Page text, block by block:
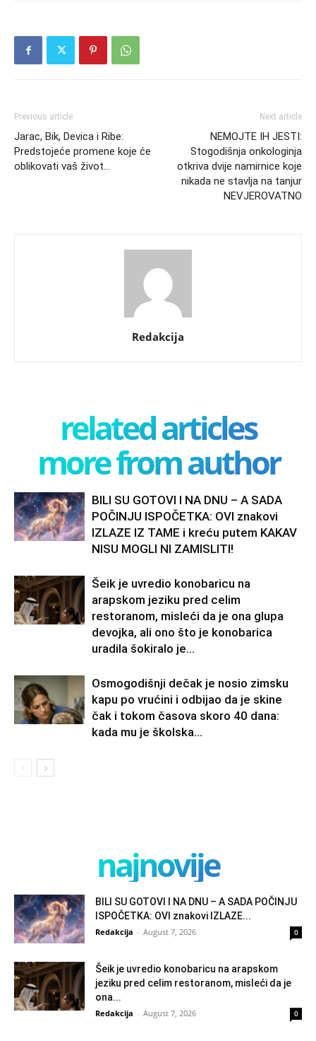
Previous article
Jarac, Bik, Devica i Ribe:
Predstojeće promene koje će
oblikovati vaš život…
Next article
NEMOJTE IH JESTI:
Stogodišnja onkologinja
otkriva dvije namirnice koje
nikada ne stavlja na tanjur
NEVJEROVATNO
Redakcija
related articles
more from author
BILI SU GOTOVI I NA DNU – A SADA
POČINJU ISPOČETKA: OVI znakovi
IZLAZE IZ TAME i kreću putem KAKAV
NISU MOGLI NI ZAMISLITI!
Šeik je uvredio konobaricu na
arapskom jeziku pred celim
restoranom, misleći da je ona glupa
devojka, ali ono što je konobarica
uradila šokiralo je...
Osmogodišnji dečak je nosio zimsku
kapu po vrućini i odbijao da je skine
čak i tokom časova skoro 40 dana:
kada mu je školska...
najnovije
BILI SU GOTOVI I NA DNU – A SADA POČINJU
ISPOČETKA: OVI znakovi IZLAZE...
Redakcija - August 7, 2026 0
Šeik je uvredio konobaricu na arapskom
jeziku pred celim restoranom, misleći da je
ona...
Redakcija - August 7, 2026 0